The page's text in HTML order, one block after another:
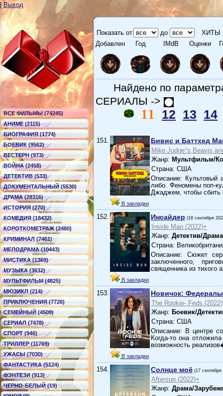
Выход
ВСЕ ФИЛЬМЫ (74245)
АНИМЕ (2115)
БИОГРАФИЯ (1774)
БОЕВИК (9562)
ВЕСТЕРН (973)
ВОЙНА (2458)
ДЕТЕКТИВ (533)
ДОКУМЕНТАЛЬНЫЙ (5530)
ДРАМА (28316)
ИСТОРИЯ (270)
КОМЕДИЯ (18432)
КОРОТКОМЕТРАЖ (2480)
КРИМИНАЛ (7461)
МЕЛОДРАМА (10443)
МИСТИКА (1369)
МУЗЫКА (3632)
МУЛЬТФИЛЬМ (4825)
МЮЗИКЛ (214)
ПРИКЛЮЧЕНИЯ (7726)
СЕМЕЙНЫЙ (4509)
СЕРИАЛ (7478)
СПОРТ (946)
ТРИЛЛЕР (11769)
УЖАСЫ (7030)
ФАНТАСТИКА (5124)
ФЭНТЕЗИ (913)
ЧЕРНО-БЕЛЫЙ (19)
Показать от до
ХИТЫ
Добавлен Год IMdB Оценки
Найдено по
СЕРИАЛЫ ->
11 12 13 14
151.
В закладки
Бивис и Баттхед
Mike Judge°s Beavis
Жанр: Мультфильм/
Страна: США
Описание: Культовый
либо. Феномены поп-
Джаджем, чтобы сбить
152.
В закладки
Инсайдер (18 сентября
Inside Man (2022)+
Жанр: Детектив/
Страна:
Описание: Сюжет
заключенного,
священника из тихого
153.
В закладки
Новичок: Федералы
The Rookie- Feds
Жанр: Боевик/
Страна: США
Описание: В центре
Когда-то она
возможность
154. Солнце моё (17 сентября
Aftersun (2022)+
Жанр: Драма/